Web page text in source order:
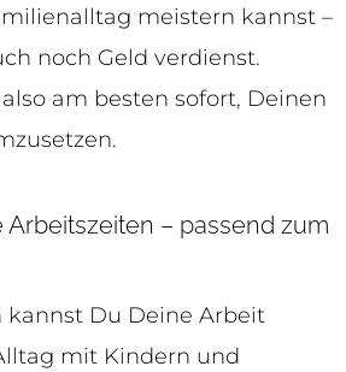
meistern kannst –
noch Geld verdienst.
am besten sofort, Deinen
Arbeitszeiten – passend zum
kannst Du Deine Arbeit
mit Kindern und